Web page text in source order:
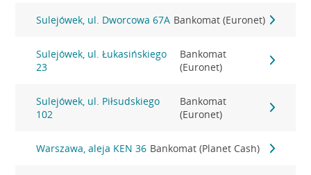
Sulejówek, ul. Dworcowa 67A Bankomat (Euronet)
Sulejówek, ul. Łukasińskiego
23
Bankomat
(Euronet)
Sulejówek, ul. Piłsudskiego
102
Bankomat
(Euronet)
Warszawa, aleja KEN 36 Bankomat (Planet Cash)